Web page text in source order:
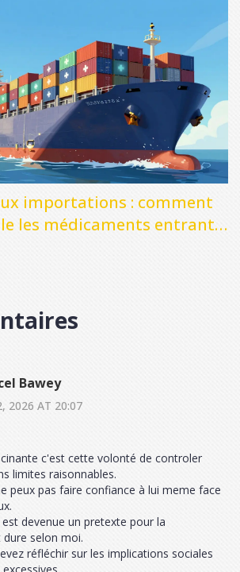
importations : comment
les médicaments entrant
Bawey
2026 AT 20:07
c'est cette volonté de controler
limites raisonnables.
peux pas faire confiance à lui meme face
devenue un pretexte pour la
selon moi.
réfléchir sur les implications sociales